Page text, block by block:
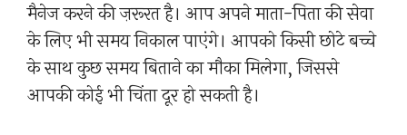
मैनेज करने की ज़रूरत है। आप अपने माता-पिता की सेवा
के लिए भी समय निकाल पाएंगे। आपको किसी छोटे बच्चे
के साथ कुछ समय बिताने का मौका मिलेगा, जिससे
आपकी कोई भी चिंता दूर हो सकती है।